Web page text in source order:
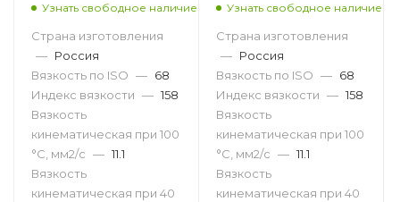
Узнать свободное наличие
Страна изготовления
— Россия
Вязкость по ISO — 68
Индекс вязкости — 158
Вязкость
кинематическая при 100
°С, мм2/с — 11.1
Вязкость
кинематическая при 40
Узнать свободное наличие
Страна изготовления
— Россия
Вязкость по ISO — 68
Индекс вязкости — 158
Вязкость
кинематическая при 100
°С, мм2/с — 11.1
Вязкость
кинематическая при 40